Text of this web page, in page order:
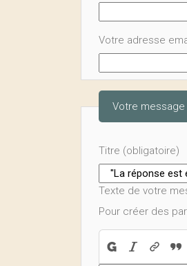
Votre adresse
Votre message
Titre (obligatoire)
Texte de votre
Pour créer des